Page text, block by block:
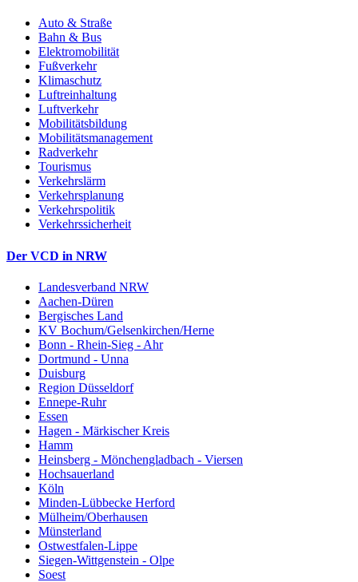
Auto & Straße
Bahn & Bus
Elektromobilität
Fußverkehr
Klimaschutz
Luftreinhaltung
Luftverkehr
Mobilitätsbildung
Mobilitätsmanagement
Radverkehr
Tourismus
Verkehrslärm
Verkehrsplanung
Verkehrspolitik
Verkehrssicherheit
Der VCD in NRW
Landesverband NRW
Aachen-Düren
Bergisches Land
KV Bochum/Gelsenkirchen/Herne
Bonn - Rhein-Sieg - Ahr
Dortmund - Unna
Duisburg
Region Düsseldorf
Ennepe-Ruhr
Essen
Hagen - Märkischer Kreis
Hamm
Heinsberg - Mönchengladbach - Viersen
Hochsauerland
Köln
Minden-Lübbecke Herford
Mülheim/Oberhausen
Münsterland
Ostwestfalen-Lippe
Siegen-Wittgenstein - Olpe
Soest